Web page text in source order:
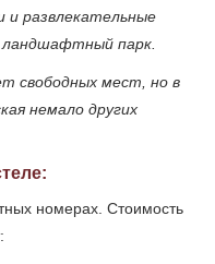
развлекательные
парк.
свободных мест, но в
немало других
номерах. Стоимость